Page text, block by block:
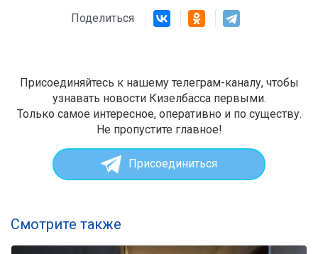
Поделиться
Присоединяйтесь к нашему телеграм-каналу, чтобы
узнавать новости Кизелбасса первыми.
Только самое интересное, оперативно и по существу.
Не пропустите главное!
Присоединиться
Смотрите также